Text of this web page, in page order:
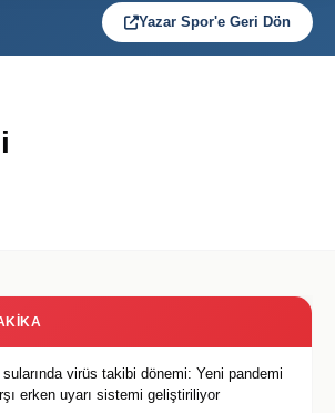
Yazar Spor'e Geri Dön
sularında virüs takibi dönemi: Yeni pandemi
erken uyarı sistemi geliştiriliyor